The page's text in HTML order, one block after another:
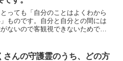
っても「自分のことはよくわから
ものです。自分と自分との間には
ないので客観視できないためで
さんの守護霊のうち、どの方